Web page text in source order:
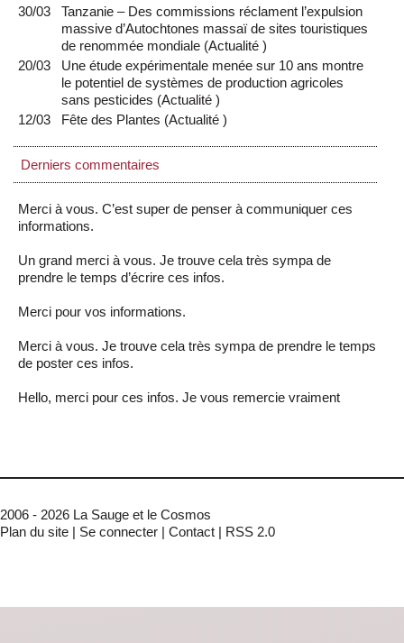
30/03
Tanzanie – Des commissions réclament l’expulsion
massive d’Autochtones massaï de sites touristiques
de renommée mondiale (Actualité)
20/03
Une étude expérimentale menée sur 10 ans montre
le potentiel de systèmes de production agricoles
sans pesticides (Actualité)
12/03
Fête des Plantes (Actualité)
Derniers commentaires
Merci à vous. C’est super de penser à communiquer ces
informations.
Un grand merci à vous. Je trouve cela très sympa de
prendre le temps d’écrire ces infos.
Merci pour vos informations.
Merci à vous. Je trouve cela très sympa de prendre le temps
de poster ces infos.
Hello, merci pour ces infos. Je vous remercie vraiment
2006 - 2026 La Sauge et le Cosmos
Plan du site | Se connecter | Contact | RSS 2.0